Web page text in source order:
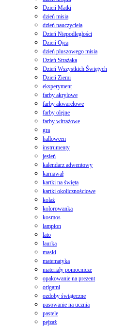
Dzień Matki
dzień misia
dzień nauczyciela
Dzień Niepodległości
Dzień Ojca
dzień pluszowego misia
Dzień Strażaka
Dzień Wszystkich Świętych
Dzień Ziemi
eksperyment
farby akrylowe
farby akwarelowe
farby olejne
farby witrażowe
gra
halloween
instrumenty
jesień
kalendarz adwentowy
karnawał
kartki na święta
kartki okolicznościowe
kolaż
kolorowanka
kosmos
lampion
lato
laurka
maski
matematyka
materiały pomocnicze
opakowanie na prezent
origami
ozdoby świąteczne
pasowanie na ucznia
pastele
pejzaż